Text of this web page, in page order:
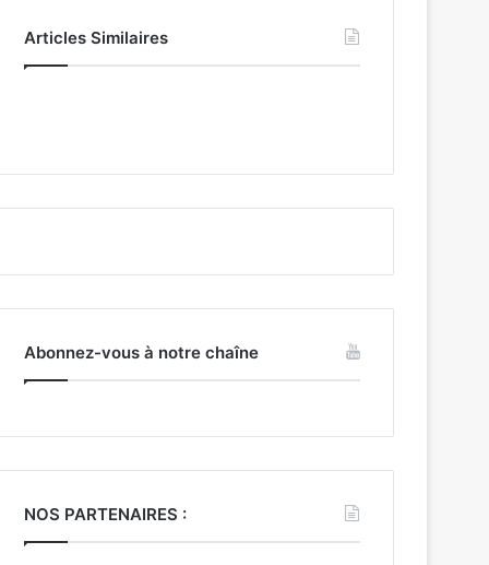
Articles Similaires
Abonnez-vous à notre chaîne
NOS PARTENAIRES :